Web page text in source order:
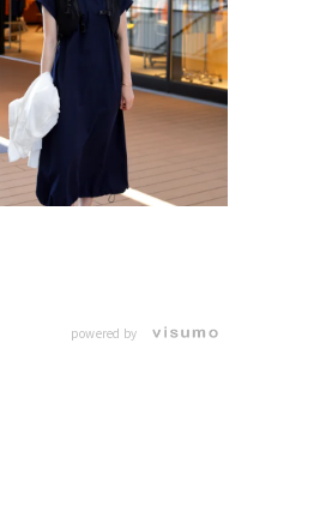
powered by